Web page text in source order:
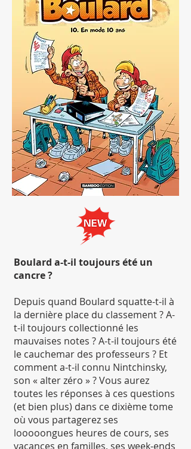
Boulard a-t-il toujours été un
cancre ?
Depuis quand Boulard squatte-t-il à
la dernière place du classement ? A-
t-il toujours collectionné les
mauvaises notes ? A-t-il toujours été
le cauchemar des professeurs ? Et
comment a-t-il connu Nintchinsky,
son « alter zéro » ? Vous aurez
toutes les réponses à ces questions
(et bien plus) dans ce dixième tome
où vous partagerez ses
looooongues heures de cours, ses
vacances en familles, ses week-ends